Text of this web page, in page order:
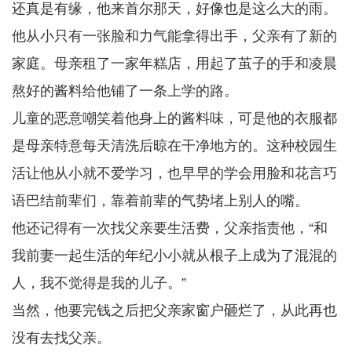
还真是有缘，他来首尔那天，好像也是这么大的雨。
他从小只有一张脸和力气能拿得出手，父亲有了新的
家庭。母亲租了一家年糕店，用起了茧子的手和凌晨
熬好的酱料给他铺了一条上学的路。
儿童的恶意嘲笑着他身上的酱料味，可是他的衣服都
是母亲特意每天清洗后晾在干净地方的。这种校园生
活让他从小就不爱学习，也早早的学会用脸和花言巧
语巴结前辈们，靠着前辈的气势堵上别人的嘴。
他还记得有一次找父亲要生活费，父亲指责他，“和
我前妻一起生活的年纪小小就从根子上成为了混混的
人，我不觉得是我的儿子。”
当然，他要完钱之后把父亲家窗户砸烂了，从此再也
没有去找父亲。